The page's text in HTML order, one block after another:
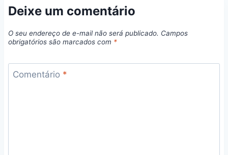
Deixe um comentário
O seu endereço de e-mail não será publicado. Campos
obrigatórios são marcados com *
Comentário *